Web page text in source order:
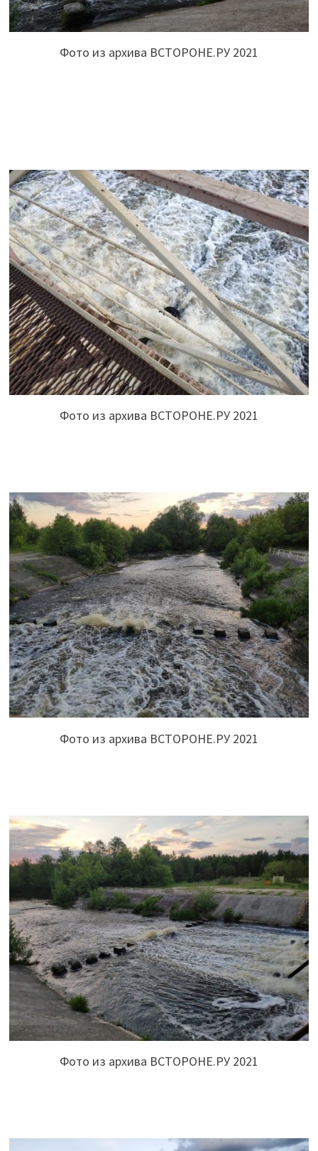
Фото из архива ВСТОРОНЕ.РУ 2021
Фото из архива ВСТОРОНЕ.РУ 2021
Фото из архива ВСТОРОНЕ.РУ 2021
Фото из архива ВСТОРОНЕ.РУ 2021